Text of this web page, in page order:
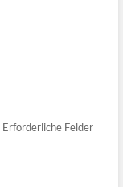
Erforderliche Felder